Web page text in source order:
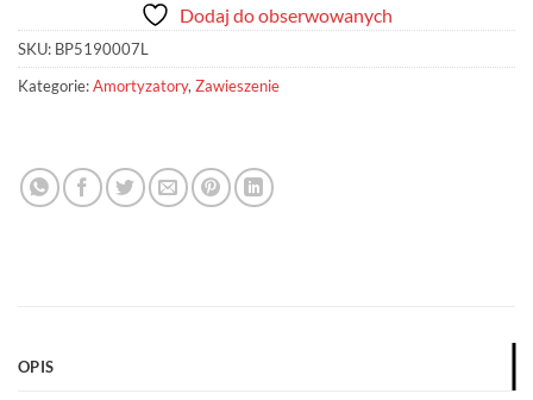
Dodaj do obserwowanych
SKU: BP5190007L
Kategorie:Amortyzatory,Zawieszenie
OPIS